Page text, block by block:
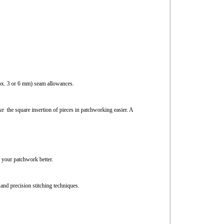
3 or 6 mm) seam allowances.
the square insertion of pieces in patchworking easier. A
patchwork better.
precision stitching techniques.